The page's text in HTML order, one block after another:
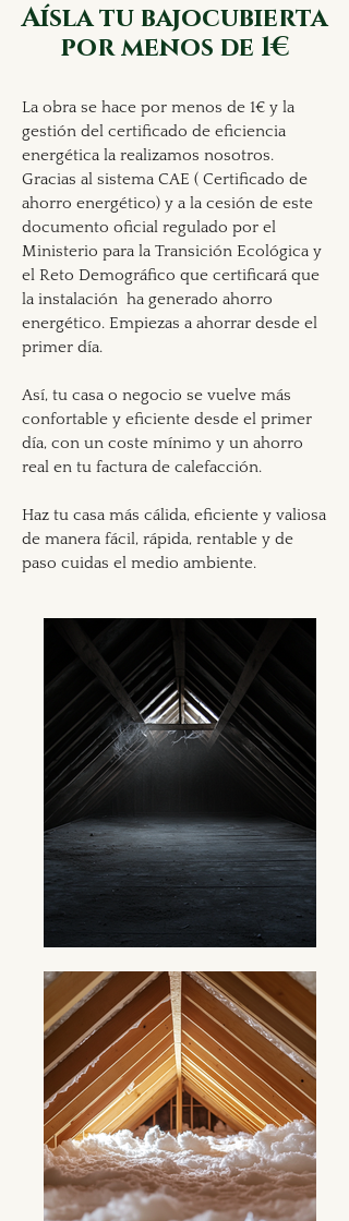
Aísla tu bajocubierta
por menos de 1€
La obra se hace por menos de 1€ y la
gestión del certificado de eficiencia
energética la realizamos nosotros.
Gracias al sistema CAE ( Certificado de
ahorro energético) y a la cesión de este
documento oficial regulado por el
Ministerio para la Transición Ecológica y
el Reto Demográfico que certificará que
la instalación ha generado ahorro
energético. Empiezas a ahorrar desde el
primer día.
Así, tu casa o negocio se vuelve más
confortable y eficiente desde el primer
día, con un coste mínimo y un ahorro
real en tu factura de calefacción.
Haz tu casa más cálida, eficiente y valiosa
de manera fácil, rápida, rentable y de
paso cuidas el medio ambiente.